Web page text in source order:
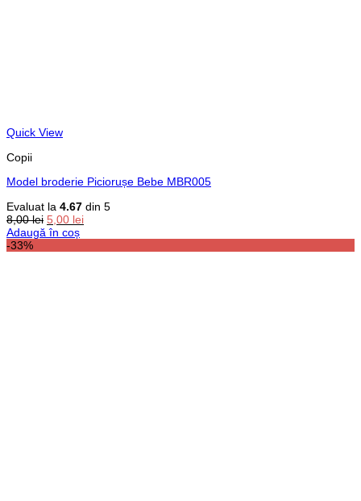
Quick View
Copii
Model broderie Piciorușe Bebe MBR005
Evaluat la 4.67 din 5
8,00lei Prețul
inițial
5,00 leiPrețul
Adaugă în coș
-33%